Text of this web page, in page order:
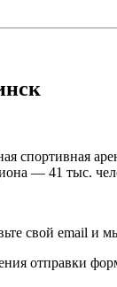
спортивная
— 41 тыс.
свой email и
отправки